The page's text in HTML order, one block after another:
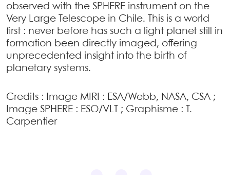
observed with the SPHERE instrument on the
Very Large Telescope in Chile. This is a world
first : never before has such a light planet still in
formation been directly imaged, offering
unprecedented insight into the birth of
planetary systems.
Credits : Image MIRI : ESA/Webb, NASA, CSA ;
Image SPHERE : ESO/VLT ; Graphisme : T.
Carpentier